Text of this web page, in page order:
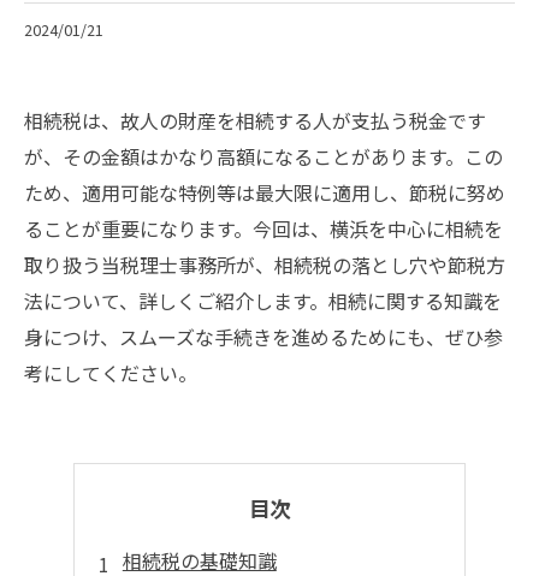
2024/01/21
相続税は、故人の財産を相続する人が支払う税金です
が、その金額はかなり高額になることがあります。この
ため、適用可能な特例等は最大限に適用し、節税に努め
ることが重要になります。今回は、横浜を中心に相続を
取り扱う当税理士事務所が、相続税の落とし穴や節税方
法について、詳しくご紹介します。相続に関する知識を
身につけ、スムーズな手続きを進めるためにも、ぜひ参
考にしてください。
目次
相続税の基礎知識